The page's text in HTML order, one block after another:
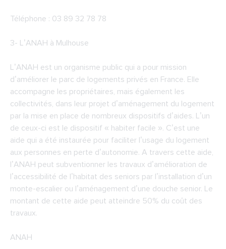
Téléphone : 03 89 32 78 78
3- L’ANAH à Mulhouse
L’ANAH est un organisme public qui a pour mission
d’améliorer le parc de logements privés en France. Elle
accompagne les propriétaires, mais également les
collectivités, dans leur projet d’aménagement du logement
par la mise en place de nombreux dispositifs d’aides. L’un
de ceux-ci est le dispositif « habiter facile ». C’est une
aide qui a été instaurée pour faciliter l’usage du logement
aux personnes en perte d’autonomie. A travers cette aide,
l’ANAH peut subventionner les travaux d’amélioration de
l’accessibilité de l’habitat des seniors par l’installation d’un
monte-escalier ou l’aménagement d’une douche senior. Le
montant de cette aide peut atteindre 50% du coût des
travaux.
ANAH